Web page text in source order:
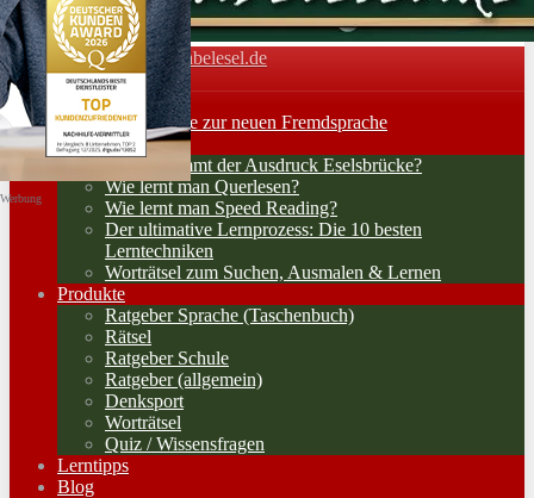
Toggle navigation Vokabelesel.de
Home
Lernerfolge: Wege zur neuen Fremdsprache
Lernstrategien
Woher kommt der Ausdruck Eselsbrücke?
Wie lernt man Querlesen?
Wie lernt man Speed Reading?
Der ultimative Lernprozess: Die 10 besten
Lerntechniken
Worträtsel zum Suchen, Ausmalen & Lernen
Produkte
Ratgeber Sprache (Taschenbuch)
Rätsel
Ratgeber Schule
Ratgeber (allgemein)
Denksport
Worträtsel
Quiz / Wissensfragen
Lerntipps
Blog
Werbung